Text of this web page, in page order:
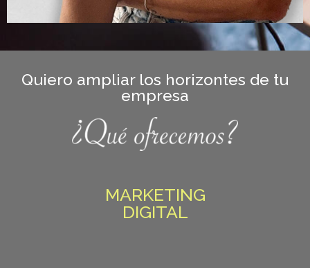
Quiero ampliar los horizontes de tu
empresa
MARKETING
DIGITAL